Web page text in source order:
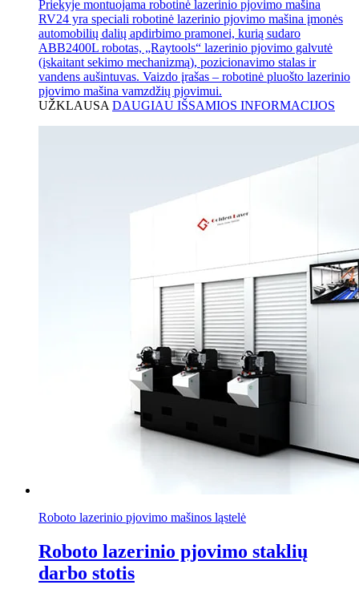
Priekyje montuojama robotinė lazerinio pjovimo mašina
RV24 yra speciali robotinė lazerinio pjovimo mašina įmonės
automobilių dalių apdirbimo pramonei, kurią sudaro
ABB2400L robotas, „Raytools“ lazerinio pjovimo galvutė
(įskaitant sekimo mechanizmą), pozicionavimo stalas ir
vandens aušintuvas. Vaizdo įrašas – robotinė pluošto lazerinio
pjovimo mašina vamzdžių pjovimui.
UŽKLAUSA DAUGIAU IŠSAMIOS INFORMACIJOS
Roboto lazerinio pjovimo mašinos ląstelė
Roboto lazerinio pjovimo staklių
darbo stotis